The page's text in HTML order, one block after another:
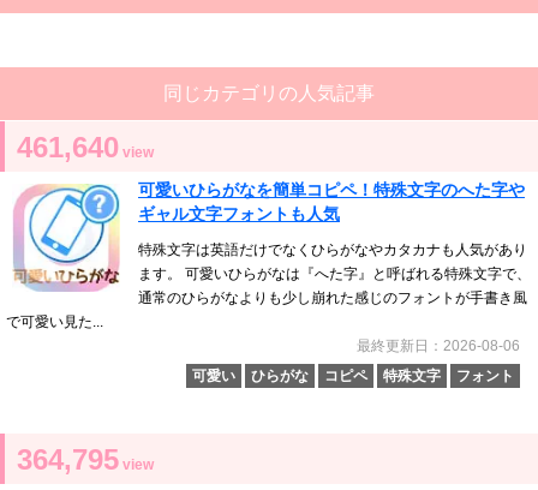
同じカテゴリの人気記事
461,640 view
可愛いひらがなを簡単コピペ！特殊文字のへた字や
ギャル文字フォントも人気
特殊文字は英語だけでなくひらがなやカタカナも人気があり
ます。 可愛いひらがなは『へた字』と呼ばれる特殊文字で、
通常のひらがなよりも少し崩れた感じのフォントが手書き風
で可愛い見た...
最終更新日：2026-08-06
可愛い
ひらがな コピペ 特殊文字 フォント
364,795 view